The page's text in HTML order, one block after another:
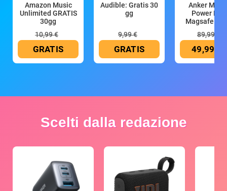
Amazon Music
Unlimited GRATIS
30gg
10,99 €
GRATIS
Audible: Gratis 30
gg
9,99 €
GRATIS
Anker
Power
Magsafe
89,99 €
49,99 €
Scelti dalla redazione